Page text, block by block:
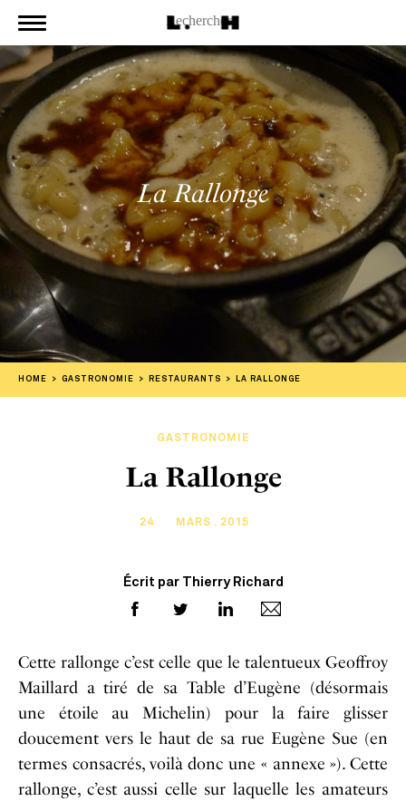
La Rallonge
HOME GASTRONOMIE RESTAURANTS LA RALLONGE
GASTRONOMIE
La Rallonge
24 MARS . 2015
Écrit par Thierry Richard
Cette rallonge c’est celle que le talentueux Geoffroy
Maillard a tiré de sa Table d’Eugène (désormais
une étoile au Michelin) pour la faire glisser
doucement vers le haut de sa rue Eugène Sue (en
termes consacrés, voilà donc une « annexe »). Cette
rallonge, c’est aussi celle sur laquelle les amateurs